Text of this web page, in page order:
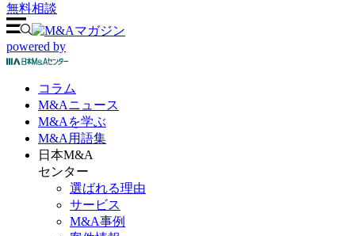
無料相談
powered by
コラム
M&Aニュース
M&Aを学ぶ
M&A 用語集
日本M&A
センター
選ばれる理由
サービス
M&A事例